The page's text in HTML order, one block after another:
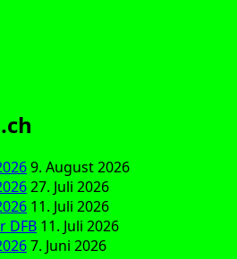
9. August 2026
27. Juli 2026
11. Juli 2026
DFB 11. Juli 2026
7. Juni 2026